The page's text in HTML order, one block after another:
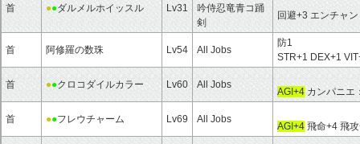
首 ●●ダルメルホイッスル Lv31
吟侍忍竜青コ踊
剣
回避+3 エンチャ
首 阿修羅の数珠 Lv54 All Jobs
防1
STR+1 DEX+1
首 ●●クロコダイルカラー Lv60 All Jobs
AGI+4 カンパニエ
首 ●●フレウチャーム Lv69 All Jobs
AGI+4 飛命+4 飛